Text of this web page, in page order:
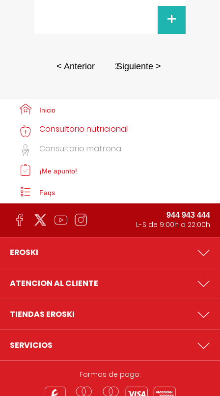
+
< Anterior 2Siguiente >
Inicio
Consultorio nutricional
Consultorio matrona
¡Me apunto!
Faqs
944 943 444
L-S de 9:00h a 22:00h
EROSKI
ATENCION AL CLIENTE
TIENDAS EROSKI
SERVICIOS
Formas de pago: